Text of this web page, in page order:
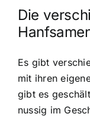
Die
Es gibt
mit ihren
gibt es
nussig im